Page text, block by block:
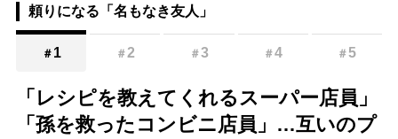
頼りになる「名もなき友人」
＃ 1 ＃2 ＃3 ＃4 ＃5
「レシピを教えてくれるスーパー店員」
「孫を救ったコンビニ店員」…互いのプ